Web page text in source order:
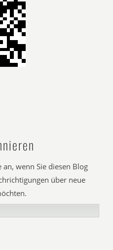
an, wenn Sie diesen Blog
über neue